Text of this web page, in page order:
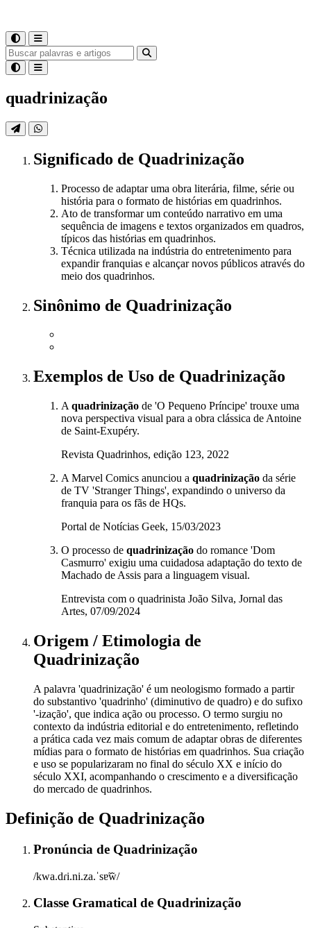
quadrinização
Significado de Quadrinização
Processo de adaptar uma obra literária, filme, série ou
história para o formato de histórias em quadrinhos.
Ato de transformar um conteúdo narrativo em uma
sequência de imagens e textos organizados em quadros,
típicos das histórias em quadrinhos.
Técnica utilizada na indústria do entretenimento para
expandir franquias e alcançar novos públicos através do
meio dos quadrinhos.
Sinônimo de Quadrinização
Exemplos de Uso de Quadrinização
A quadrinização de 'O Pequeno Príncipe' trouxe uma
nova perspectiva visual para a obra clássica de Antoine
de Saint-Exupéry.
Revista Quadrinhos, edição 123, 2022
A Marvel Comics anunciou a quadrinização da série
de TV 'Stranger Things', expandindo o universo da
franquia para os fãs de HQs.
Portal de Notícias Geek, 15/03/2023
O processo de quadrinização do romance 'Dom
Casmurro' exigiu uma cuidadosa adaptação do texto de
Machado de Assis para a linguagem visual.
Entrevista com o quadrinista João Silva, Jornal das
Artes, 07/09/2024
Origem / Etimologia de
Quadrinização
A palavra 'quadrinização' é um neologismo formado a partir
do substantivo 'quadrinho' (diminutivo de quadro) e do sufixo
'-ização', que indica ação ou processo. O termo surgiu no
contexto da indústria editorial e do entretenimento, refletindo
a prática cada vez mais comum de adaptar obras de diferentes
mídias para o formato de histórias em quadrinhos. Sua criação
e uso se popularizaram no final do século XX e início do
século XXI, acompanhando o crescimento e a diversificação
do mercado de quadrinhos.
Definição de Quadrinização
Pronúncia de Quadrinização
/kwa.dɾi.ni.za.ˈsɐ̃w̃/
Classe Gramatical de Quadrinização